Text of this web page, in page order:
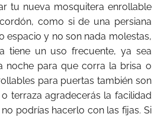
tu nueva mosquitera enrollable
como si de una persiana
espacio y no son nada molestas,
tiene un uso frecuente, ya sea
noche para que corra la brisa o
para puertas también son
terraza agradecerás la facilidad
podrías hacerlo con las fijas. Si